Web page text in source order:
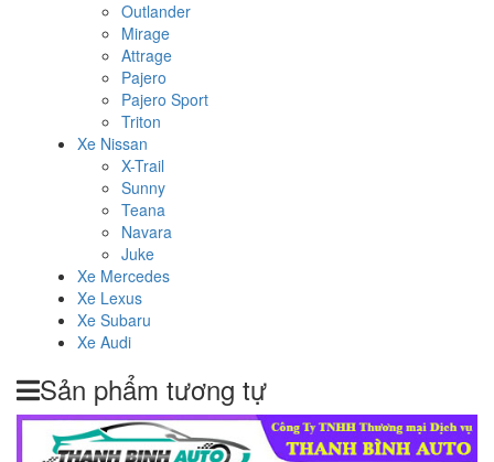
Outlander
Mirage
Attrage
Pajero
Pajero Sport
Triton
Xe Nissan
X-Trail
Sunny
Teana
Navara
Juke
Xe Mercedes
Xe Lexus
Xe Subaru
Xe Audi
Sản phẩm tương tự